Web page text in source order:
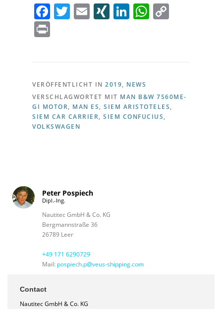
Facebook
Twitter
EmailXINGLinkedIn
VERÖFFENTLICHT IN 2019, NEWS
VERSCHLAGWORTET MIT MAN B&W 7S60ME-
GI MOTOR, MAN ES, SIEM ARISTOTELES,
SIEM CAR CARRIER, SIEM CONFUCIUS,
VOLKSWAGEN
Peter Pospiech
Dipl.-Ing.
Nautitec GmbH & Co. KG
Bergmannstraße 36
26789 Leer
+49 171 6290729
Mail: pospiech.p@veus-shipping.com
Contact
Nautitec GmbH & Co. KG